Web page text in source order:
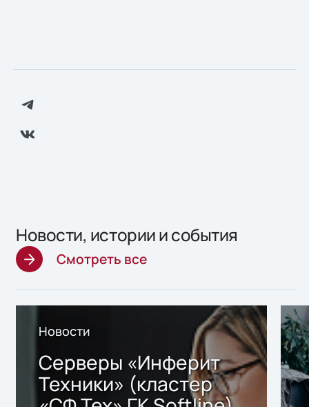
Новости, истории и события
Смотреть все
Новости
Серверы «Инферит
Техники» (кластер